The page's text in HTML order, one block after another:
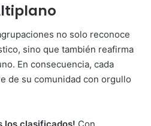
no solo reconoce
sino que también reafirma
En consecuencia, cada
de su comunidad con orgullo